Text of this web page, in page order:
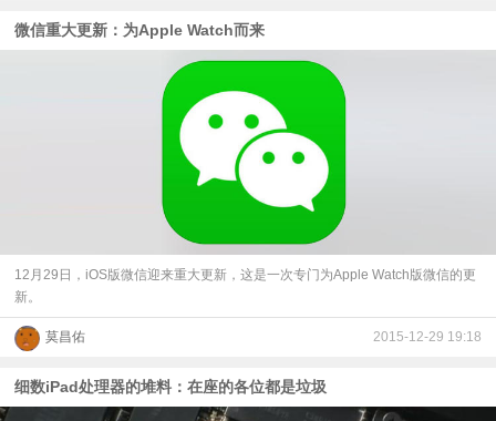
体
微信重大更新：为Apple Watch而来
12月29日，iOS版微信迎来重大更新，这是一次专门为Apple Watch版微信的更
新。
莫昌佑 2015-12-29 19:18
细数iPad处理器的堆料：在座的各位都是垃圾